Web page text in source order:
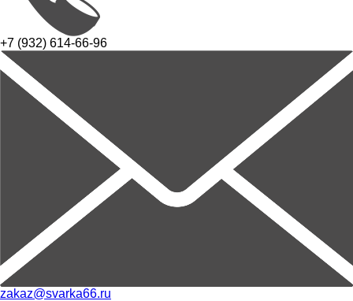
+7 (932) 614-66-96
zakaz@svarka66.ru